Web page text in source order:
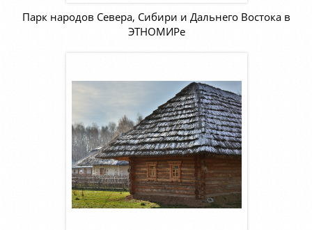
Парк народов Севера, Сибири и Дальнего Востока в
ЭТНОМИРе